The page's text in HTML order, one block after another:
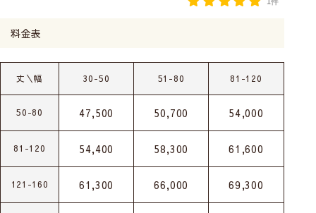
料金表
丈＼幅 30-50 51-80 81-120
50-80 47,500 50,700 54,000
81-120 54,400 58,300 61,600
121-160 61,300 66,000 69,300